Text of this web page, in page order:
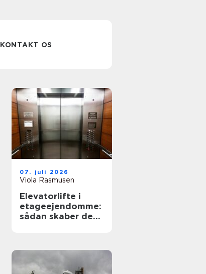
KONTAKT OS
07. juli 2026
Viola Rasmusen
Elevatorlifte i
etageejendomme:
sådan skaber de